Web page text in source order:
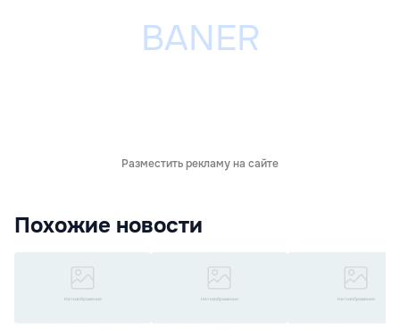
Разместить рекламу на сайте
Похожие новости